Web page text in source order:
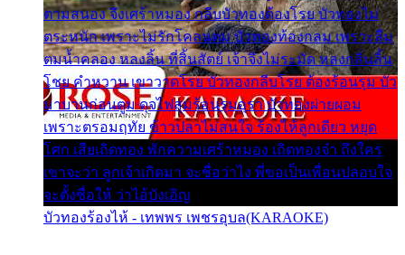
ตามสนอง จึงเศร้าหมอง กลีบบัวทองต้องโรย บัวทองไม่
ตระหนัก เพราะไม่รักโคลนตม บัวทองท้องกลม เพราะลืม
ตมน้ำคลอง หลงลิ้น ที่สิ้นสัตย์ เจ้าจึงไม่ระมัด หลงกลิ่นลิ้น
โชย คำหวาน เขาวาดโรย บัวทองกลีบโรย ต้องร้อนรุม บัว
มาบานก่อนตูม ดุจไฟสุมร้อนรุมอุรา บัวทองผ่ายผอม
เพราะตรอมฤทัย ข้าวปลาไม่สนใจ ร้องไห้ลูกเดียว หยุด
โศก เสียเถิดทอง พักความเศร้าหมอง เถิดทองจ๋า ถึงใคร
เขาจะว่า ลูกเจ้าเกิดมา จะชื่อว่าไง พี่ขอเป็นเพื่อนปลอบใจ
จะตั้งชื่อให้ ว่าไอ้บังเอิญ
บัวทองร้องไห้ - เทพพร เพชรอุบล(KARAOKE)